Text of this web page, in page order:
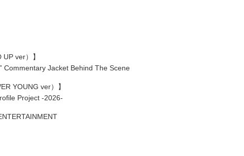
UP ver）】
Commentary Jacket Behind The Scene
YOUNG ver）】
Project -2026-